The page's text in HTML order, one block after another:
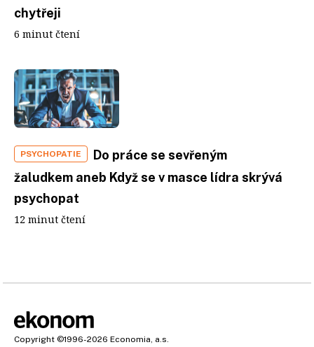
chytřeji
6 minut čtení
PSYCHOPATIE
Do práce se sevřeným
žaludkem aneb Když se v masce lídra skrývá
psychopat
12 minut čtení
Copyright ©1996-2026 Economia, a.s.